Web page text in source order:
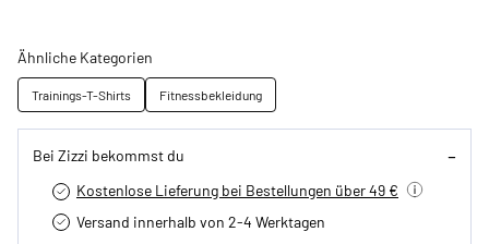
Ähnliche Kategorien
Trainings-T-Shirts Fitnessbekleidung
Bei Zizzi bekommst du
Kostenlose Lieferung bei Bestellungen über 49 €
Versand innerhalb von 2-4 Werktagen